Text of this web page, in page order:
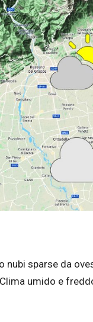
nubi sparse da
umido e